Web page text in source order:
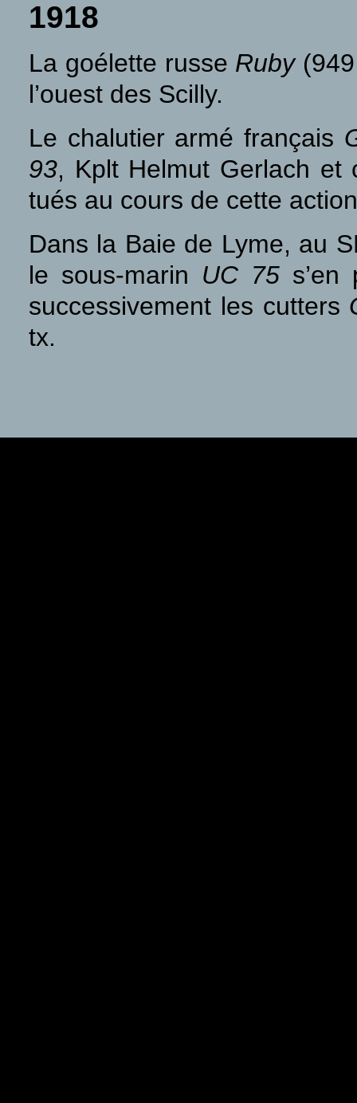
1918
La goélette russe Ruby
l’ouest des Scilly.
Le chalutier armé français
93, Kplt Helmut Gerlach et
tués au cours de cette
Dans la Baie de Lyme, au
le sous-marin UC 75
successivement les cutters
tx.